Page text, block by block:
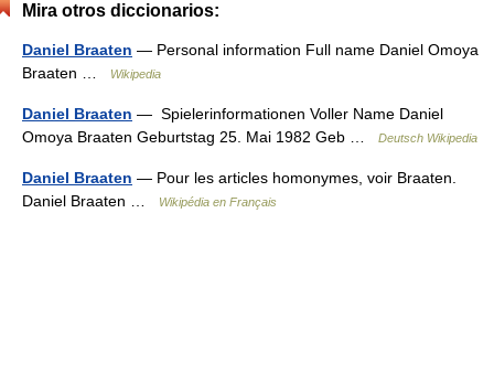
Mira otros diccionarios:
Daniel Braaten — Personal information Full name Daniel Omoya
Braaten …
Wikipedia
Daniel Braaten — Spielerinformationen Voller Name Daniel
Omoya Braaten Geburtstag 25. Mai 1982 Geb …
Deutsch Wikipedia
Daniel Braaten — Pour les articles homonymes, voir Braaten.
Daniel Braaten …
Wikipédia en Français